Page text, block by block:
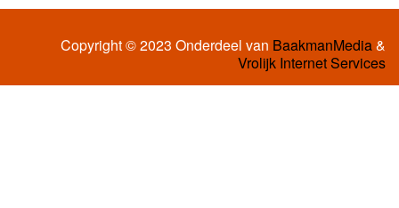
Copyright © 2023 Onderdeel van BaakmanMedia&
Vrolijk Internet Services